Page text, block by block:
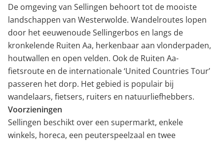
De omgeving van Sellingen behoort tot de mooiste
landschappen van Westerwolde. Wandelroutes lopen
door het eeuwenoude Sellingerbos en langs de
kronkelende Ruiten Aa, herkenbaar aan vlonderpaden,
houtwallen en open velden. Ook de Ruiten Aa-
fietsroute en de internationale ‘United Countries Tour’
passeren het dorp. Het gebied is populair bij
wandelaars, fietsers, ruiters en natuurliefhebbers.
Voorzieningen
Sellingen beschikt over een supermarkt, enkele
winkels, horeca, een peuterspeelzaal en twee